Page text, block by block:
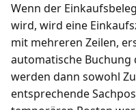
Wenn der
wird, wird eine
mit mehreren Zeilen,
automatische
werden dann sowohl
entsprechende